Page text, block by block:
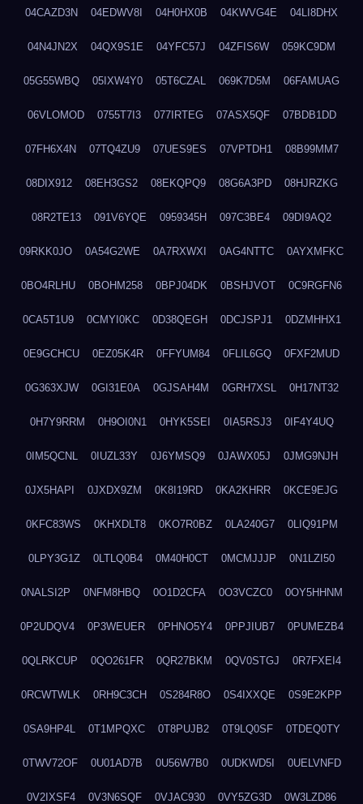
04CAZD3N 04EDWV8I 04H0HX0B 04KWVG4E 04LI8DHX
04N4JN2X 04QX9S1E 04YFC57J 04ZFIS6W 059KC9DM
05G55WBQ 05IXW4Y0 05T6CZAL 069K7D5M 06FAMUAG
06VLOMOD 0755T7I3 077IRTEG 07ASX5QF 07BDB1DD
07FH6X4N 07TQ4ZU9 07UES9ES 07VPTDH1 08B99MM7
08DIX912 08EH3GS2 08EKQPQ9 08G6A3PD 08HJRZKG
08R2TE13 091V6YQE 0959345H 097C3BE4 09DI9AQ2
09RKK0JO 0A54G2WE 0A7RXWXI 0AG4NTTC 0AYXMFKC
0BO4RLHU 0BOHM258 0BPJ04DK 0BSHJVOT 0C9RGFN6
0CA5T1U9 0CMYI0KC 0D38QEGH 0DCJSPJ1 0DZMHHX1
0E9GCHCU 0EZ05K4R 0FFYUM84 0FLIL6GQ 0FXF2MUD
0G363XJW 0GI31E0A 0GJSAH4M 0GRH7XSL 0H17NT32
0H7Y9RRM 0H9OI0N1 0HYK5SEI 0IA5RSJ3 0IF4Y4UQ
0IM5QCNL 0IUZL33Y 0J6YMSQ9 0JAWX05J 0JMG9NJH
0JX5HAPI 0JXDX9ZM 0K8I19RD 0KA2KHRR 0KCE9EJG
0KFC83WS 0KHXDLT8 0KO7R0BZ 0LA240G7 0LIQ91PM
0LPY3G1Z 0LTLQ0B4 0M40H0CT 0MCMJJJP 0N1LZI50
0NALSI2P 0NFM8HBQ 0O1D2CFA 0O3VCZC0 0OY5HHNM
0P2UDQV4 0P3WEUER 0PHNO5Y4 0PPJIUB7 0PUMEZB4
0QLRKCUP 0QO261FR 0QR27BKM 0QV0STGJ 0R7FXEI4
0RCWTWLK 0RH9C3CH 0S284R8O 0S4IXXQE 0S9E2KPP
0SA9HP4L 0T1MPQXC 0T8PUJB2 0T9LQ0SF 0TDEQ0TY
0TWV72OF 0U01AD7B 0U56W7B0 0UDKWD5I 0UELVNFD
0V2IXSF4 0V3N6SQF 0VJAC930 0VY5ZG3D 0W3LZD86